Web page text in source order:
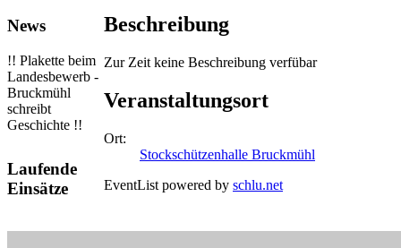
Beschreibung
Zur Zeit keine Beschreibung verfübar
Veranstaltungsort
Ort:
Stockschützenhalle Bruckmühl
EventList powered by schlu.net
News
!! Plakette beim
Landesbewerb -
Bruckmühl
schreibt
Geschichte !!
Laufende
Einsätze